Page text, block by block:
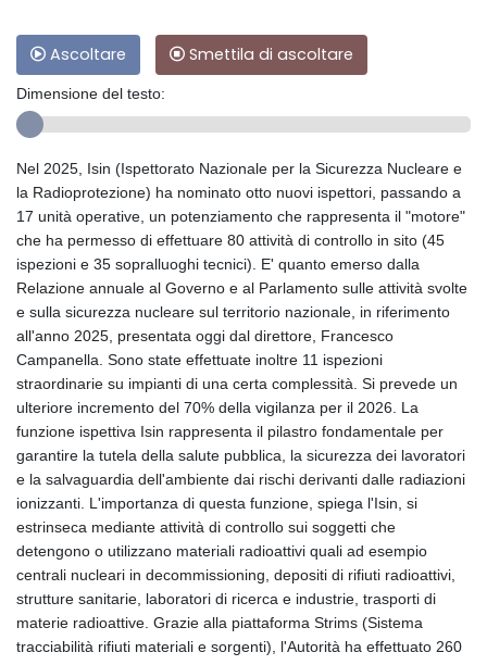
Ascoltare Smettila di ascoltare
Dimensione del testo:
Nel 2025, Isin (Ispettorato Nazionale per la Sicurezza Nucleare e
la Radioprotezione) ha nominato otto nuovi ispettori, passando a
17 unità operative, un potenziamento che rappresenta il "motore"
che ha permesso di effettuare 80 attività di controllo in sito (45
ispezioni e 35 sopralluoghi tecnici). E' quanto emerso dalla
Relazione annuale al Governo e al Parlamento sulle attività svolte
e sulla sicurezza nucleare sul territorio nazionale, in riferimento
all'anno 2025, presentata oggi dal direttore, Francesco
Campanella. Sono state effettuate inoltre 11 ispezioni
straordinarie su impianti di una certa complessità. Si prevede un
ulteriore incremento del 70% della vigilanza per il 2026. La
funzione ispettiva Isin rappresenta il pilastro fondamentale per
garantire la tutela della salute pubblica, la sicurezza dei lavoratori
e la salvaguardia dell'ambiente dai rischi derivanti dalle radiazioni
ionizzanti. L'importanza di questa funzione, spiega l'Isin, si
estrinseca mediante attività di controllo sui soggetti che
detengono o utilizzano materiali radioattivi quali ad esempio
centrali nucleari in decommissioning, depositi di rifiuti radioattivi,
strutture sanitarie, laboratori di ricerca e industrie, trasporti di
materie radioattive. Grazie alla piattaforma Strims (Sistema
tracciabilità rifiuti materiali e sorgenti), l'Autorità ha effettuato 260